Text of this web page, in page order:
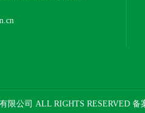
限公司 ALL RIGHTS RESERVED 备